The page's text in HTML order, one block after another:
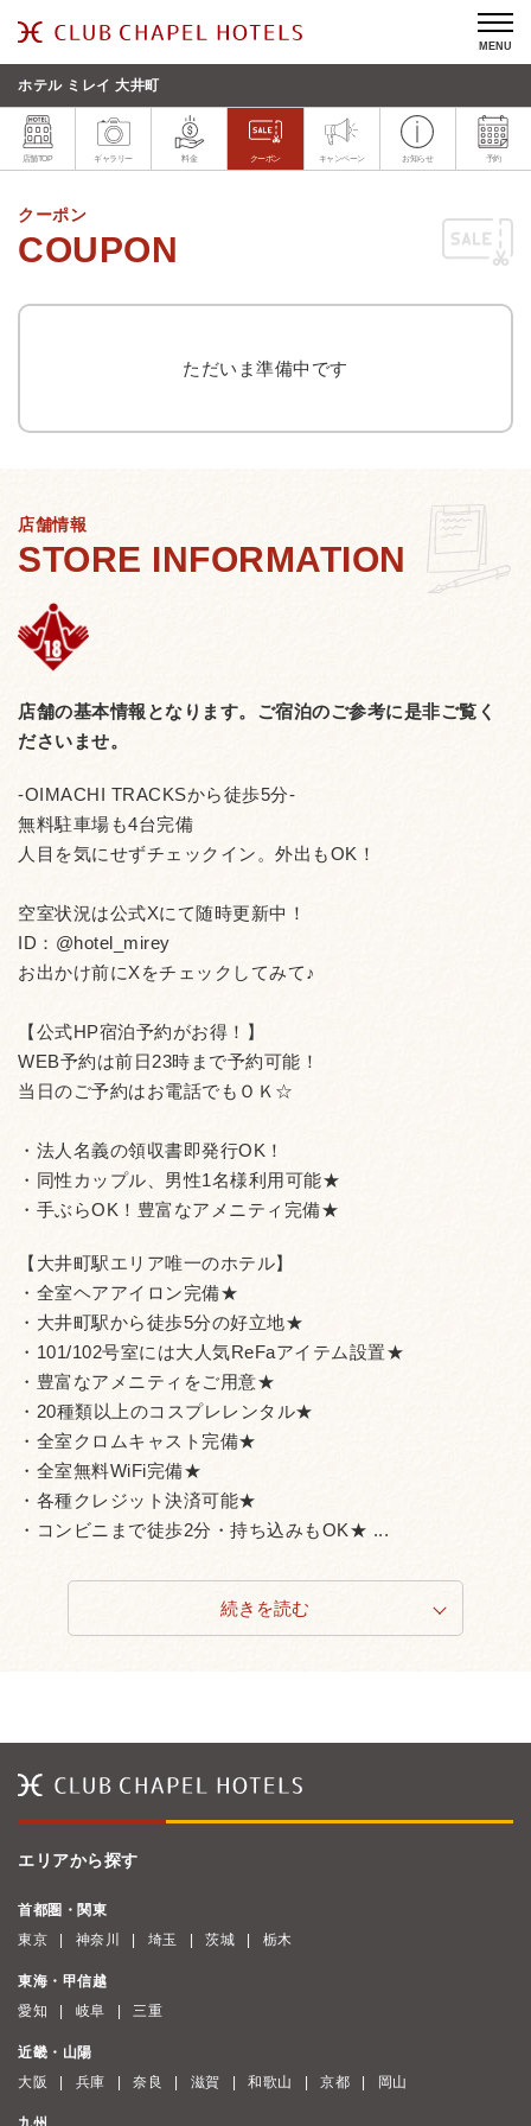
MENU
ホテル ミレイ 大井町
店舗TOP ギャラリー 料金 クーポン キャンペーン お知らせ 予約
クーポン
ただいま準備中です
店舗情報
店舗の基本情報となります。 ご宿泊のご参考に是非ご覧く
ださいませ。
-OIMACHI TRACKSから徒歩5分-
無料駐車場も4台完備
人目を気にせずチェックイン。外出もOK！
空室状況は公式Xにて随時更新中！
ID：@hotel_mirey
お出かけ前にXをチェックしてみて♪
【公式HP宿泊予約がお得！】
WEB予約は前日23時まで予約可能！
当日のご予約はお電話でもＯＫ☆
・法人名義の領収書即発行OK！
・同性カップル、男性1名様利用可能★
・手ぶらOK！豊富なアメニティ完備★
【大井町駅エリア唯一のホテル】
・全室ヘアアイロン完備★
・大井町駅から徒歩5分の好立地★
・101/102号室には大人気ReFaアイテム設置★
・豊富なアメニティをご用意★
・20種類以上のコスプレレンタル★
・全室クロムキャスト完備★
・全室無料WiFi完備★
・各種クレジット決済可能★
・コンビニまで徒歩2分・持ち込みもOK★ ...
続きを読む
エリアから探す
首都圏・関東
東京
神奈川 埼玉 茨城 栃木
東海・甲信越
愛知
岐阜 三重
近畿・山陽
大阪
兵庫 奈良 滋賀 和歌山 京都 岡山